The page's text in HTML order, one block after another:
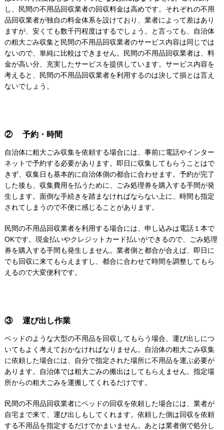
し、民間の不用品回収業者の回収料金は高めです。それぞれの不用
品回収業者が独自の料金体系を設けており、業者によって差はあり
ますが、安くても数千円程度はするでしょう。と言っても、自治体
の粗大ごみ収集と民間の不用品回収業者のサービス内容は同じでは
ないので、単純に比較はできません。民間の不用品回収業者は、料
金が高い分、充実したサービスを提供しています。サービス内容を
考えると、民間の不用品回収業者を利用するのは決して損とは言え
ないでしょう。
② 予約・時間
自治体に粗大ごみ収集を依頼する場合には、事前に電話やインター
ネットで予約する必要があります。即日に収集してもらうことはで
きず、収集日も基本的に自治体側の都合に合わせます。予約が完了
した後も、収集費用を払うために、ごみ処理券を購入する手間が発
生します。面倒な手続きを踏まなければならない上に、時間も指定
されてしまうので不便に感じることがあります。
民間の不用品回収業者を利用する場合には、申し込みは電話１本で
OKです。現金払いやクレジットカード払いができるので、ごみ処理
券を購入する手間も発生しません。業者側と都合が合えば、即日に
でも回収に来てもらえますし、都合に合わせて時間を調整してもら
えるので大変便利です。
③ 運び出し作業
ベッドのような大型の不用品を回収してもらう場合、運び出しにつ
いてもよく考えておかなければなりません。自治体の粗大ごみ収集
に依頼した場合には、自分で指定された場所に不用品を運ぶ必要が
あります。自治体では粗大ごみの搬出はしてもらえません。指定場
所からの粗大ごみを運搬してくれるだけです。
民間の不用品回収業者にベッドの回収を依頼した場合には、業者が
自宅まで来て、運び出しもしてくれます。依頼した側は回収を依頼
する不用品を指定するだけでかまいません。あとは業者側で処分し